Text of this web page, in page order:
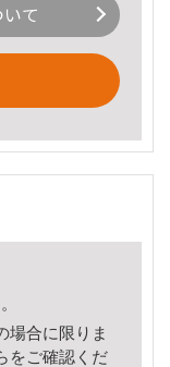
て
場合に限りま
をご確認くだ